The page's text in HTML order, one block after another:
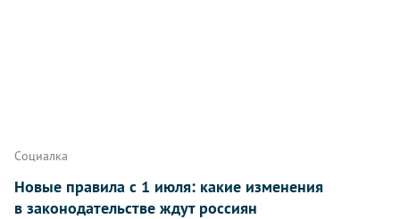
Социалка
Новые правила с 1 июля: какие изменения
в законодательстве ждут россиян